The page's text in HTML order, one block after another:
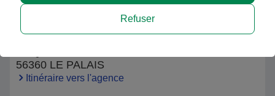
MMA CAPEA LE PALAIS BELLE ILE EN
MER
56360 LE PALAIS
Itinéraire vers l'agence
Refuser